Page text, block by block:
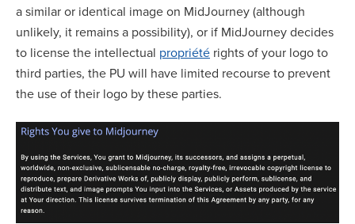
a similar or identical image on MidJourney (although
unlikely, it remains a possibility), or if MidJourney decides
to license the intellectual propriété rights of your logo to
third parties, the PU will have limited recourse to prevent
the use of their logo by these parties.